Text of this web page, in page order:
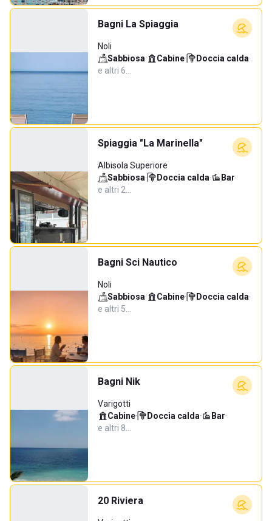
Bagni La Spiaggia
Noli
Sabbiosa· Cabine· Doccia calda·
e altri 6…
Spiaggia "La Marinella"
Albisola Superiore
Sabbiosa· Doccia calda· Bar·
e altri 2…
Bagni Sci Nautico
Noli
Sabbiosa· Cabine· Doccia calda·
e altri 5…
Bagni Nik
Varigotti
Cabine· Doccia calda· Bar·
e altri 8…
20 Riviera